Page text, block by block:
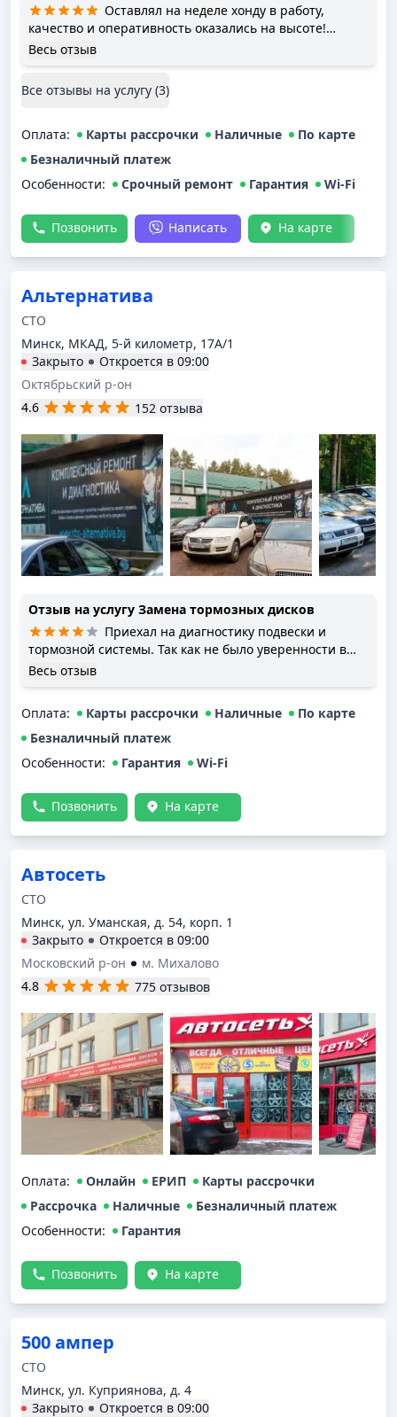
Оставлял на неделе хонду в работу,
качество и оперативность оказались на высоте!
Приемщики все объяснили, предупредили о
понадобились) Отдали машинку в оговоренный срок!
Весь отзыв
Все отзывы на услугу (3)
Оплата: Карты рассрочки Наличные
По карте
Безналичный платеж
Особенности:
Срочный ремонт Гарантия Wi-Fi
Позвонить Написать На карте
Альтернатива
СТО
Минск, МКАД, 5-й километр, 17А/1
Закрыто
Откроется в 09:00
Октябрьский р-он
4.6
152 отзыва
Отзыв на услугу Замена тормозных дисков
Приехал на диагностику подвески и
тормозной системы. Так как не было уверенности в
результатах заключения официального дилера Skoda
подтвердились и я в данном СТО просто поменял
колодки и задние тормозные диски + стабы. Чем
сэкономил уйму денег. Скорее всего дальше буду
обслуживаться у них, хотя ещё понаблюдаю за
машиной. Условия в комнате ожидания приемлемые,
интернета нет, причем даже мобильного, связь
слабая. Хорошо хоть телек есть.
Весь отзыв
Оплата: Карты рассрочки Наличные
По карте
Безналичный платеж
Особенности:
Гарантия Wi-Fi
Позвонить На карте
Автосеть
СТО
Минск, ул. Уманская, д. 54, корп. 1
Закрыто
Откроется в 09:00
Московский р-он
м. Михалово
4.8
775 отзывов
Оплата: Онлайн ЕРИП
Карты рассрочки
Рассрочка
Наличные
Безналичный платеж
Особенности:
Гарантия
Позвонить На карте
500 ампер
СТО
Минск, ул. Куприянова, д. 4
Закрыто
Откроется в 09:00